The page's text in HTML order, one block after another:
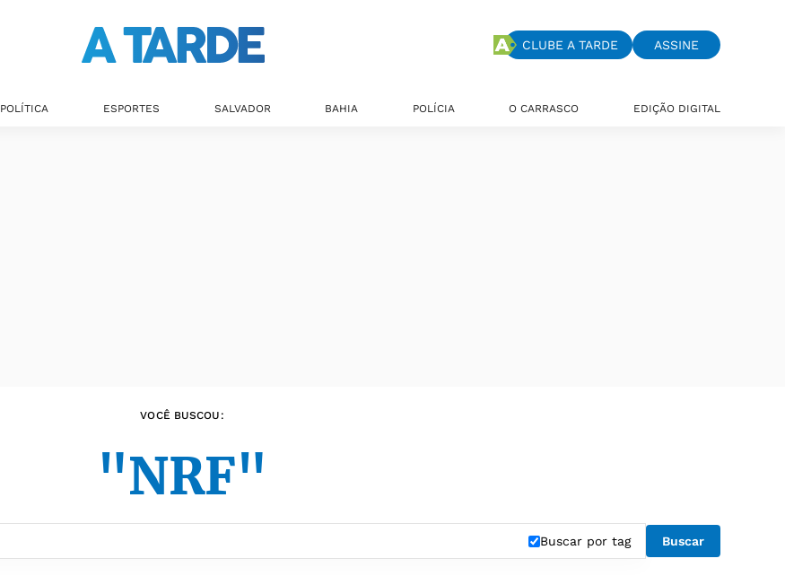
CLUBE A TARDE ASSINE
POLÍTICA ESPORTES SALVADOR BAHIA POLÍCIA O CARRASCO EDIÇÃO DIGITAL
VOCÊ BUSCOU:
"NRF"
Buscar por tag Buscar